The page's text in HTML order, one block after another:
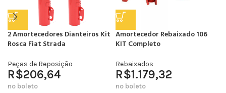
2 Amortecedores Dianteiros Kit
Rosca Fiat Strada
Peças de Reposição
R$206,64
no boleto
Amortecedor Rebaixado 106
KIT Completo
Rebaixados
R$1.179,32
no boleto